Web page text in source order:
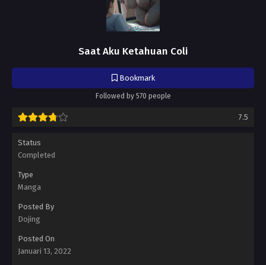
Saat Aku Ketahuan Coli
Bookmark
Followed by 570 people
7.5
Status
Completed
Type
Manga
Posted By
Dojing
Posted On
Januari 13, 2022